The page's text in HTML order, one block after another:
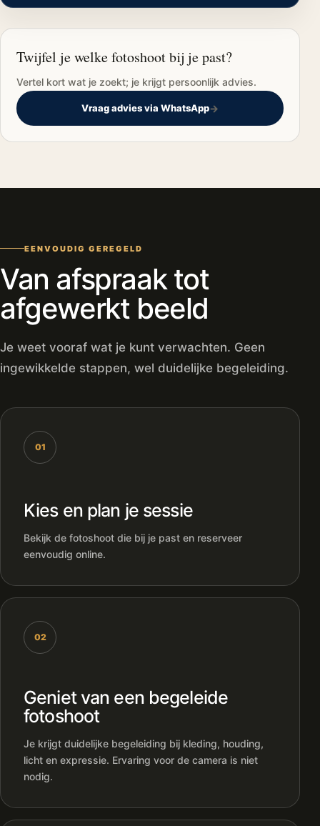
Twijfel je welke fotoshoot bij je past?
Vertel kort wat je zoekt; je krijgt persoonlijk advies.
Vraag advies via WhatsApp→
EENVOUDIG GEREGELD
Van afspraak tot
afgewerkt beeld
Je weet vooraf wat je kunt verwachten. Geen
ingewikkelde stappen, wel duidelijke begeleiding.
01
Kies en plan je sessie
Bekijk de fotoshoot die bij je past en reserveer
eenvoudig online.
02
Geniet van een begeleide
fotoshoot
Je krijgt duidelijke begeleiding bij kleding, houding,
licht en expressie. Ervaring voor de camera is niet
nodig.